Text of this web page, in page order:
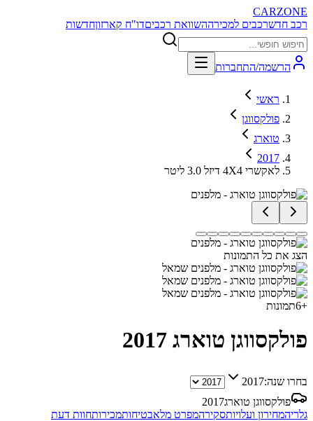
CARZONE
רכב חדשרכבים למכירההשוואת רכביםדו"ח קארזוןחדשות
הרשמה/התחברות
ראשי
פולקסווגן
טוארג
2017
לאקשרי 4X4 דיזל 3.0 ליטר
הצג את כל התמונות
+
6תמונות
פולקסווגן טוארג 2017
בחרו שנה:2017
פולקסווגן טוארג2017
גלריהמחירון ועלויותסקירהמפרט מלאבטיחותמכירותחוות דעת